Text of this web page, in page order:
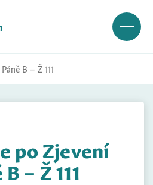
B – Ž 111
po Zjevení
– Ž 111